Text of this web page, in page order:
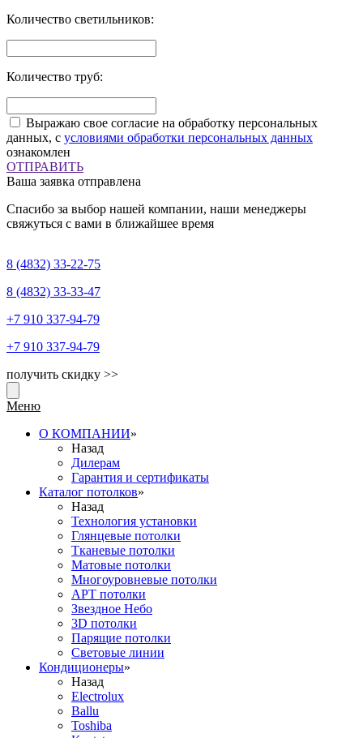
Количество светильников:
Количество труб:
Выражаю свое согласие на обработку персональных
данных, с условиями обработки персональных данных
ознакомлен
ОТПРАВИТЬ
Ваша заявка отправлена
Спасибо за выбор нашей компании, наши менеджеры
свяжуться с вами в ближайшее время
8 (4832) 33-22-75
8 (4832) 33-33-47
+7 910 337-94-79
+7 910 337-94-79
получить скидку >>
Меню
О КОМПАНИИ»
Назад
Дилерам
Гарантия и сертификаты
Каталог потолков»
Назад
Технология установки
Глянцевые потолки
Тканевые потолки
Матовые потолки
Многоуровневые потолки
АРТ потолки
Звездное Небо
3D потолки
Парящие потолки
Световые линии
Кондиционеры»
Назад
Electrolux
Ballu
Toshiba